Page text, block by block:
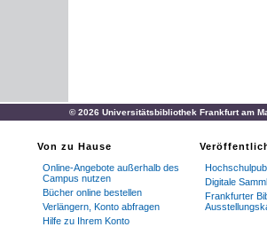
© 2026 Universitätsbibliothek Frankfurt am
Von zu Hause
Online-Angebote außerhalb des
Campus nutzen
Bücher online bestellen
Verlängern, Konto abfragen
Hilfe zu Ihrem Konto
Digitale
Frankfurter